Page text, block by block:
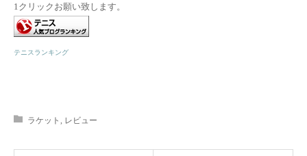
1クリックお願い致します。
テニスランキング
ラケット レビュー